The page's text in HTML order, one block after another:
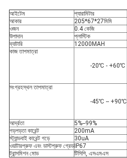
আইটেম
প্যারামিটার
আকার
205*67*27মিমি
ওজন
0.4 কেজি
উপাদান
প্লাস্টিক
ব্যাটারি
12000MAH
কাজ তাপমাত্রা
-20℃ - +60℃
সংগ্রহস্থল তাপমাত্রা
-45℃ -- +90℃
আর্দ্রতা
5%--99%
গড়পড়তা কারেন্ট
200mA
স্ট্যান্ডবাই কারেন্ট গড়ে
30uA
ওয়াটারপ্রুফ এবং ডাস্টপ্রুফ গ্রেডIP67
ট্রান্সমিশন মোড
টিসিপি, এসএমএস